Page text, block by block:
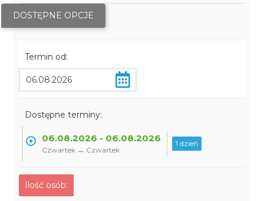
DOSTĘPNE OPCJE
Termin od:
Dostępne terminy:
06.08.2026 - 06.08.2026
Czwartek → Czwartek
1 dzień
Ilość osób: